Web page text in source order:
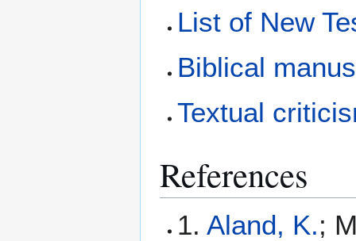
List of New
Biblical
Textual
References
1. Aland, K.;